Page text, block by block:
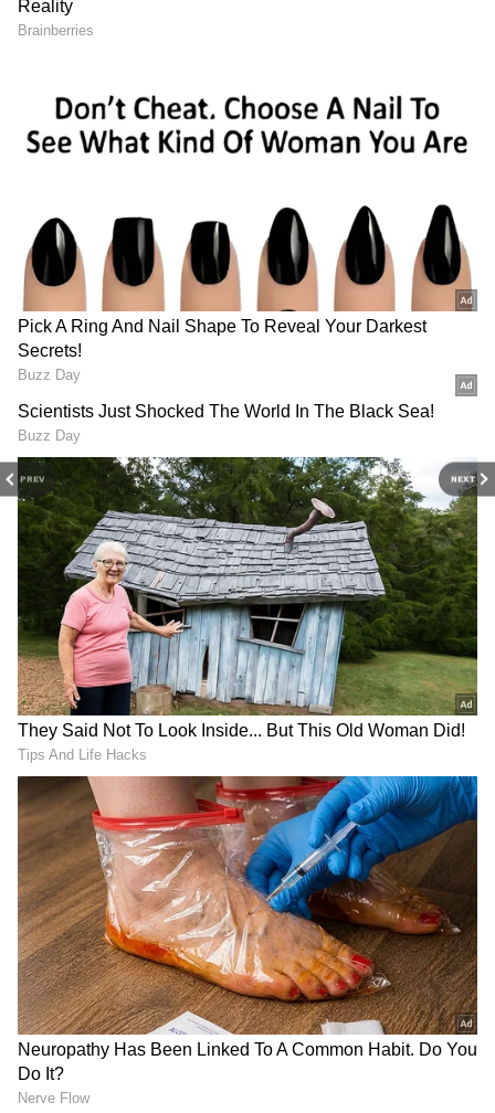
PREV NEXT
వైద్యులు తెలిపారు. ఇందులో ప్ర‌ధానంగా ఛాతీని తెరవాల్సిన
జీవనానికి త్వరగా తిరిగి చేరుకునే అవకాశం ఉంటుంది.
వృద్ధులు, అధిక ప్రమాదం ఉన్న రోగులకు ఇది మరింత
నిర్లక్ష్యం చేస్తే ప్రాణాపాయం ఏర్పడే ప్రమాదం ఉందని,
లక్షణాలు కనిపించిన వెంటనే చికిత్స ప్రారంభించడం
అవసరం అని డా. ప్రమోద్ కుమార్ సూచించారు.
సికింద్రాబాద్ మెడికవర్‌లో ఇప్పటికే 6
విజయవంతమైన TAVI చికిత్సలు
మెడికవర్ హాస్పిటల్స్ సీనియర్ కన్సల్టెంట్ కార్డియాలజిస్ట్ డా.
సాగర్ చంద్రశేఖర్ భుయార్ మాట్లాడుతూ, వృద్ధాప్యం,
మధుమేహం, మూత్రపిండాల సమస్యలు లేదా ఇతర ఆరోగ్య
సమస్యల కారణంగా ఓపెన్ హార్ట్ సర్జరీ చేయించుకోలేని
వారికి TAVI ఉత్తమ ప్రత్యామ్నాయమని చెప్పారు.
సికింద్రాబాద్ మెడికవర్ హాస్పిటల్స్‌లో ఇప్పటివరకు ఆరు
TAVI ప్రక్రియలను విజయవంతంగా పూర్తి చేసినట్లు
వెల్లడించారు.